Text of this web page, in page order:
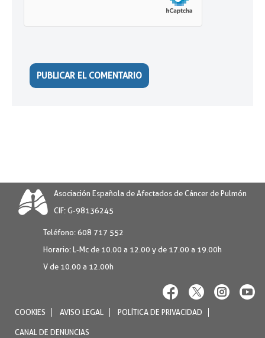
Asociación Española de Afectados de Cáncer de Pulmón
CIF: G-98136245
Teléfono: 608 717 552
Horario: L-Mc de 10.00 a 12.00 y de 17.00 a 19.00h
V de 10.00 a 12.00h
COOKIES AVISO LEGAL POLÍTICA DE PRIVACIDAD
CANAL DE DENUNCIAS